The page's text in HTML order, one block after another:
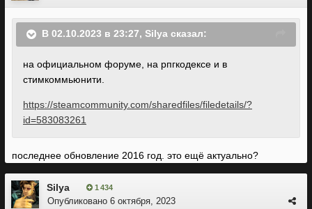
В 02.10.2023 в 23:27, Silya сказал:
на официальном форуме, на рпгкодексе и в
стимкоммьюнити.
https://steamcommunity.com/sharedfiles/filedetails/?
id=583083261
последнее обновление 2016 год. это ещё актуально?
Silya 1 434
Опубликовано 6 октября, 2023